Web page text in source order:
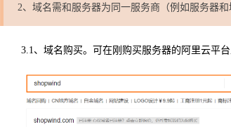
2、域名需和服务器为同一服务商（例如服务器
3.1、域名购买。可在刚购买服务器的阿里云平